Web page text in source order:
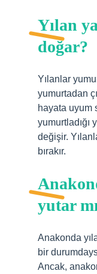
Yılan
doğar?
Yılanlar
yumurtadan
hayata uyum
yumurtladığı
değişir.
bırakır.
yutar
Anakonda
bir
Ancak,